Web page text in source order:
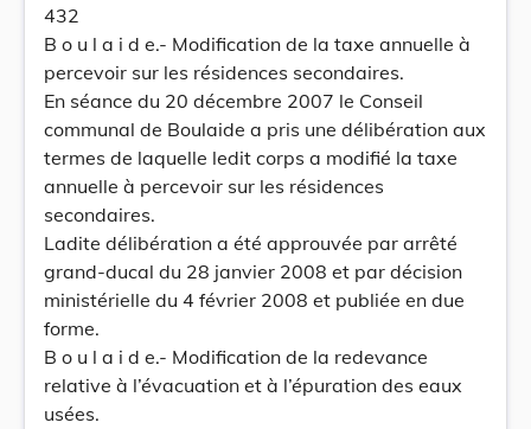
432
B o u l a i d e.- Modification de la taxe annuelle à
percevoir sur les résidences secondaires.
En séance du 20 décembre 2007 le Conseil
communal de Boulaide a pris une délibération aux
termes de laquelle ledit corps a modifié la taxe
annuelle à percevoir sur les résidences
secondaires.
Ladite délibération a été approuvée par arrêté
grand-ducal du 28 janvier 2008 et par décision
ministérielle du 4 février 2008 et publiée en due
forme.
B o u l a i d e.- Modification de la redevance
relative à l’évacuation et à l’épuration des eaux
usées.